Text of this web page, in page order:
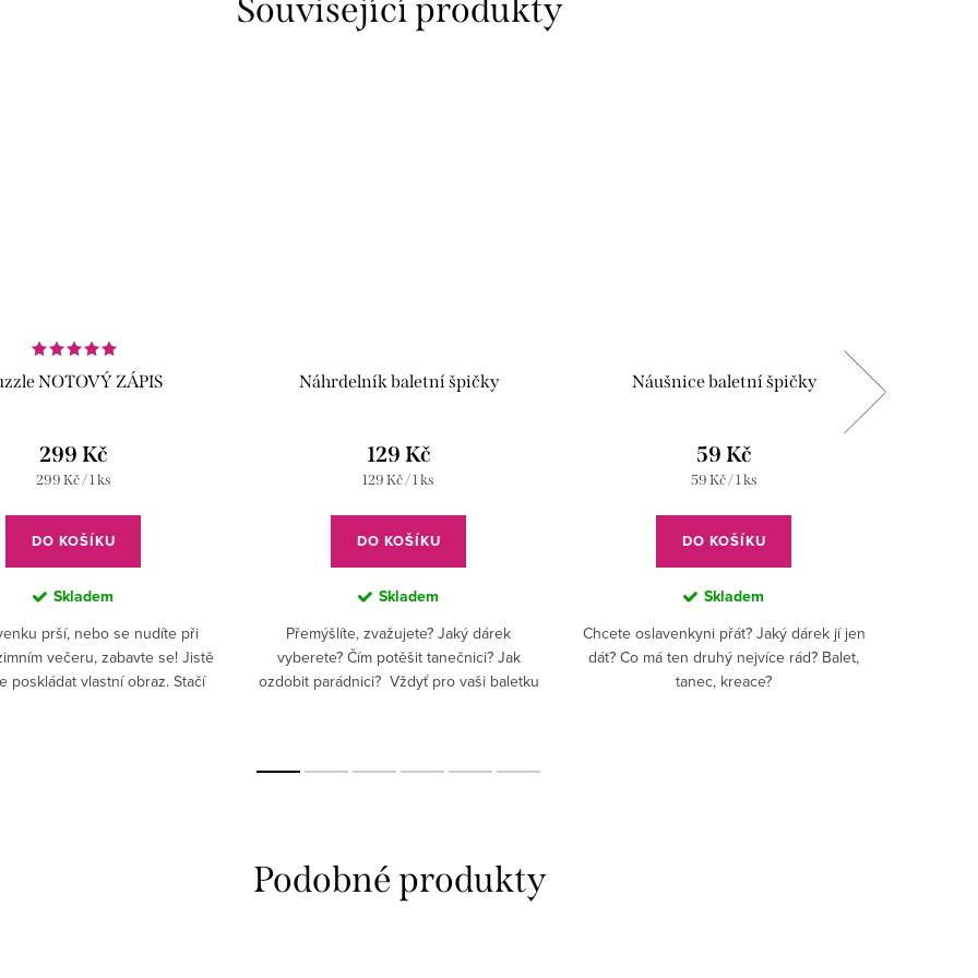
Související produkty
NOTOVÝ ZÁPIS
299 Kč
Měrná
299 Kč / 1 ks
DO KOŠÍKU
Skladem
prší, nebo se nudíte při
večeru, zabavte se! Jistě
poskládat vlastní obraz. Stačí
Náhrdelník baletní špičky
129 Kč
Měrná
129 Kč / 1 ks
DO KOŠÍKU
Skladem
Přemýšlíte, zvažujete? Jaký dárek
vyberete? Čím potěšit tanečnici? Jak
ozdobit parádnici? Vždyť pro vaši baletku
Náušnice baletní špičky
59 Kč
Měrná
59 Kč / 1 ks
DO KOŠÍKU
Skladem
Chcete oslavenkyni přát? Jaký dárek jí jen
dát? Co má ten druhý nejvíce rád? Balet,
tanec, kreace?